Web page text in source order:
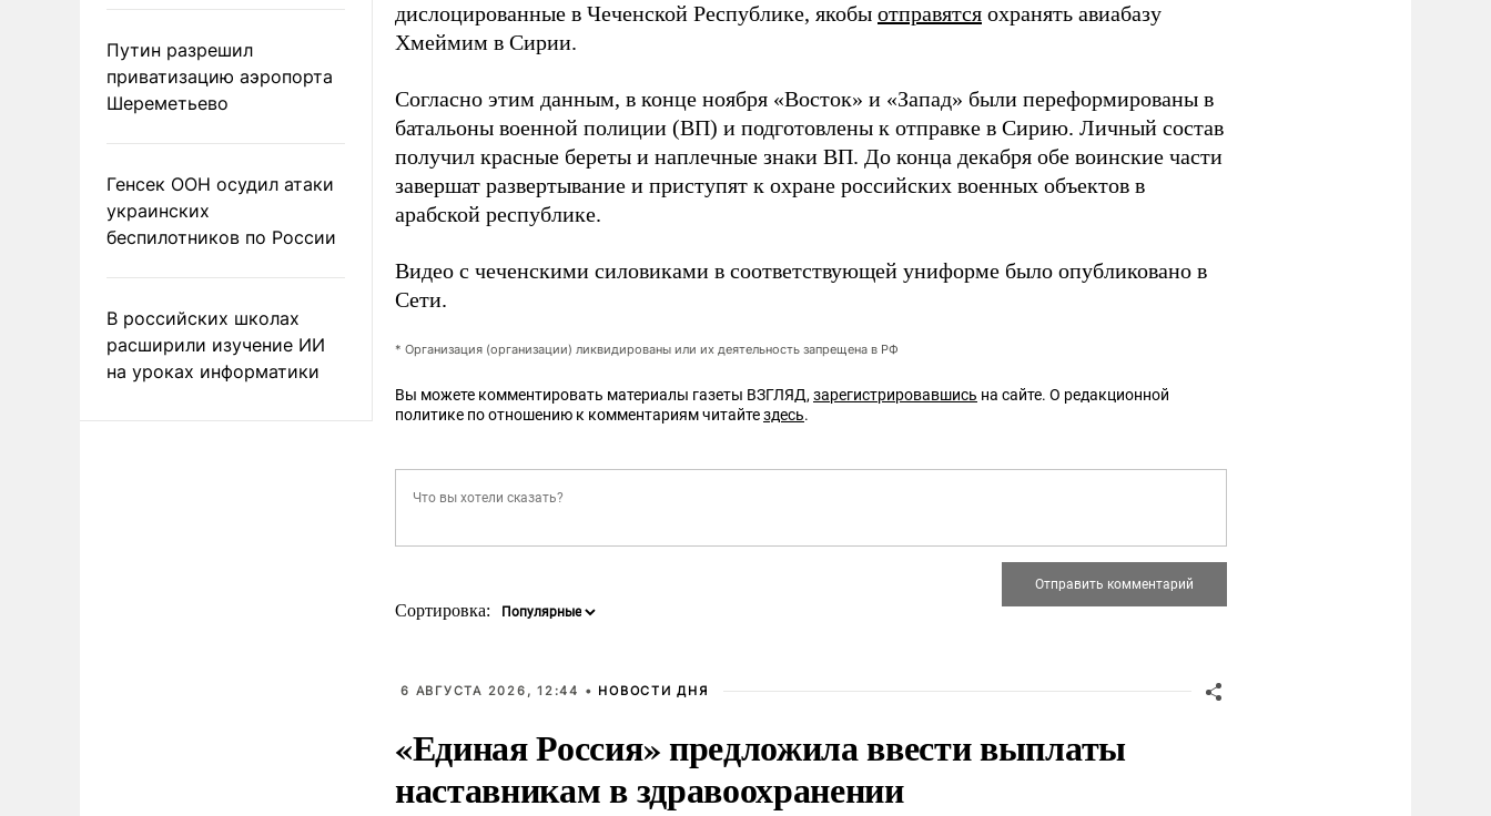
Путин разрешил
приватизацию аэропорта
Шереметьево
Генсек ООН осудил атаки
украинских
беспилотников по России
В российских школах
расширили изучение ИИ
на уроках информатики
дислоцированные в Чеченской Республике, якобы отправятся охранять авиабазу
Хмеймим в Сирии.
Согласно этим данным, в конце ноября «Восток» и «Запад» были переформированы в
батальоны военной полиции (ВП) и подготовлены к отправке в Сирию. Личный состав
получил красные береты и наплечные знаки ВП. До конца декабря обе воинские части
завершат развертывание и приступят к охране российских военных объектов в
арабской республике.
Видео с чеченскими силовиками в соответствующей униформе было опубликовано в
Сети.
* Организация (организации) ликвидированы или их деятельность запрещена в РФ
Вы можете комментировать материалы газеты ВЗГЛЯД, зарегистрировавшись на сайте. О редакционной
политике по отношению к комментариям читайтездесь.
Сортировка:
6 АВГУСТА 2026, 12:44 • НОВОСТИ ДНЯ
«Единая Россия» предложила ввести выплаты
наставникам в здравоохранении